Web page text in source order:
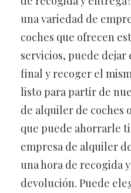
una variedad de
coches que ofrecen
servicios, puede dejar
final y recoger el
listo para partir de
de alquiler de coches
que puede ahorrarle
empresa de alquiler
una hora de recogida
devolución. Puede